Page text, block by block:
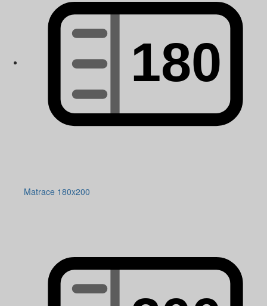
Matrace 180x200